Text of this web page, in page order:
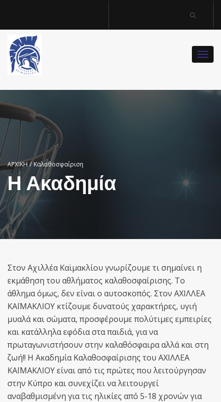
ΑΡΧΙΚΗ / Καλαθοσφαίριση
Η Ακαδημία
Στον Αχιλλέα Καϊμακλίου γνωρίζουμε τι σημαίνει η
εκμάθηση του αθλήματος καλαθοσφαίρισης. Το
άθλημα όμως, δεν είναι ο αυτοσκοπός. Στον ΑΧΙΛΛΕΑ
ΚΑΪΜΑΚΛΙΟΥ κτίζουμε δυνατούς χαρακτήρες, υγιή
µυαλά και σώματα, προσφέρουμε πολύτιμες εμπειρίες
και κατάλληλα εφόδια στα παιδιά, για να
πρωταγωνιστήσουν στην καλαθόσφαιρα αλλά και στη
ζωή!! Η Ακαδημία Καλαθοσφαίρισης του ΑΧΙΛΛΕΑ
ΚΑΪΜΑΚΛΙΟΥ είναι από τις πρώτες που λειτούργησαν
στην Κύπρο και συνεχίζει να λειτουργεί
αναβαθµισµένη για τις ηλικίες από 5-18 χρονών για